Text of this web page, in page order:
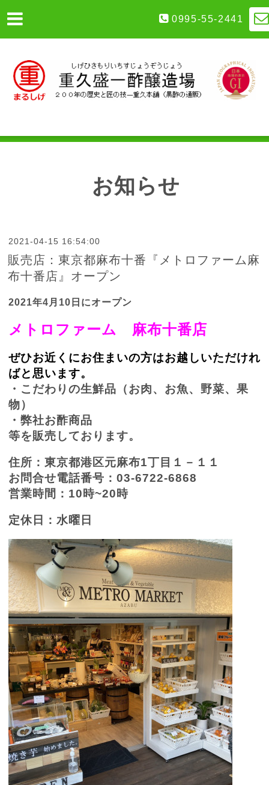
0995-55-2441
お知らせ
2021-04-15 16:54:00
販売店：東京都麻布十番『メトロファーム麻
布十番店』オープン
2021年4月10日にオープン
メトロファーム 麻布十番店
ぜひお近くにお住まいの方はお越しいただけれ
ばと思います。
・こだわりの生鮮品（お肉、お魚、野菜、果
物）
・弊社お酢商品
等を販売しております。
住所：東京都港区元麻布1丁目１－１１
お問合せ電話番号：03-6722-6868
営業時間：10時~20時
定休日：水曜日